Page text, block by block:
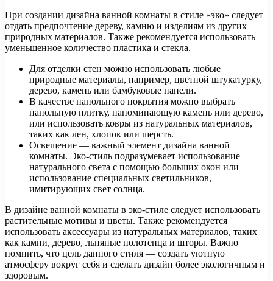
При создании дизайна ванной комнаты в стиле «эко» следует
отдать предпочтение дереву, камню и изделиям из других
природных материалов. Также рекомендуется использовать
уменьшенное количество пластика и стекла.
Для отделки стен можно использовать любые
природные материалы, например, цветной штукатурку,
дерево, камень или бамбуковые панели.
В качестве напольного покрытия можно выбрать
напольную плитку, напоминающую камень или дерево,
или использовать ковры из натуральных материалов,
таких как лен, хлопок или шерсть.
Освещение — важный элемент дизайна ванной
комнаты. Эко-стиль подразумевает использование
натурального света с помощью больших окон или
использование специальных светильников,
имитирующих свет солнца.
В дизайне ванной комнаты в эко-стиле следует использовать
растительные мотивы и цветы. Также рекомендуется
использовать аксессуары из натуральных материалов, таких
как камни, дерево, льняные полотенца и шторы. Важно
помнить, что цель данного стиля — создать уютную
атмосферу вокруг себя и сделать дизайн более экологичным и
здоровым.